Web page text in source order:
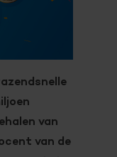
van
van de